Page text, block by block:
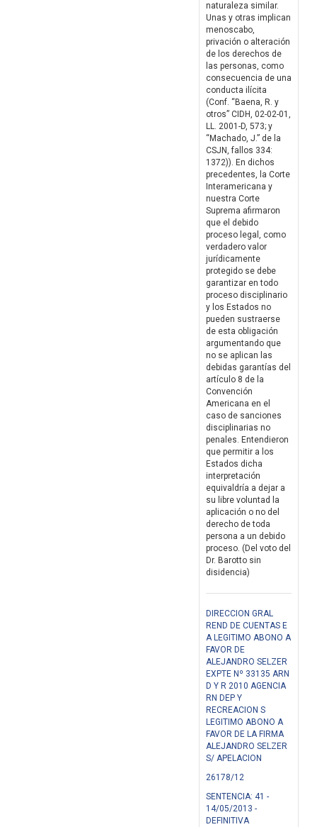
naturaleza similar.
Unas y otras implican
menoscabo,
privación o alteración
de los derechos de
las personas, como
consecuencia de una
conducta ilícita
(Conf. “Baena, R. y
otros” CIDH, 02-02-01,
LL. 2001-D, 573; y
“Machado, J.” de la
CSJN, fallos 334:
1372)). En dichos
precedentes, la Corte
Interamericana y
nuestra Corte
Suprema afirmaron
que el debido
proceso legal, como
verdadero valor
jurídicamente
protegido se debe
garantizar en todo
proceso disciplinario
y los Estados no
pueden sustraerse
de esta obligación
argumentando que
no se aplican las
debidas garantías del
artículo 8 de la
Convención
Americana en el
caso de sanciones
disciplinarias no
penales. Entendieron
que permitir a los
Estados dicha
interpretación
equivaldría a dejar a
su libre voluntad la
aplicación o no del
derecho de toda
persona a un debido
proceso. (Del voto del
Dr. Barotto sin
disidencia)
DIRECCION GRAL
REND DE CUENTAS E
A LEGITIMO ABONO A
FAVOR DE
ALEJANDRO SELZER
EXPTE Nº 33135 ARN
D Y R 2010 AGENCIA
RN DEP Y
RECREACION S
LEGITIMO ABONO A
FAVOR DE LA FIRMA
ALEJANDRO SELZER
S/ APELACION
26178/12
SENTENCIA: 41 -
14/05/2013 -
DEFINITIVA